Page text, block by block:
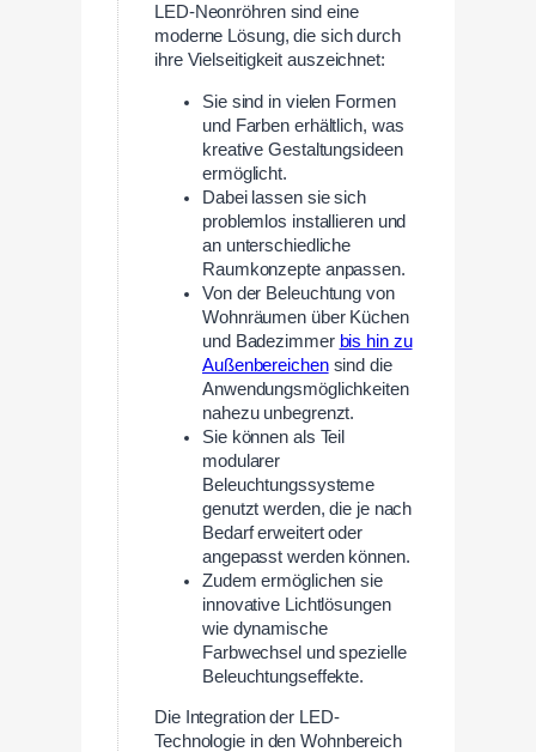
LED-Neonröhren sind eine
moderne Lösung, die sich durch
ihre Vielseitigkeit auszeichnet:
Sie sind in vielen Formen
und Farben erhältlich, was
kreative Gestaltungsideen
ermöglicht.
Dabei lassen sie sich
problemlos installieren und
an unterschiedliche
Raumkonzepte anpassen.
Von der Beleuchtung von
Wohnräumen über Küchen
und Badezimmer bis hin zu
Außenbereichensind die
Anwendungsmöglichkeiten
nahezu unbegrenzt.
Sie können als Teil
modularer
Beleuchtungssysteme
genutzt werden, die je nach
Bedarf erweitert oder
angepasst werden können.
Zudem ermöglichen sie
innovative Lichtlösungen
wie dynamische
Farbwechsel und spezielle
Beleuchtungseffekte.
Die Integration der LED-
Technologie in den Wohnbereich